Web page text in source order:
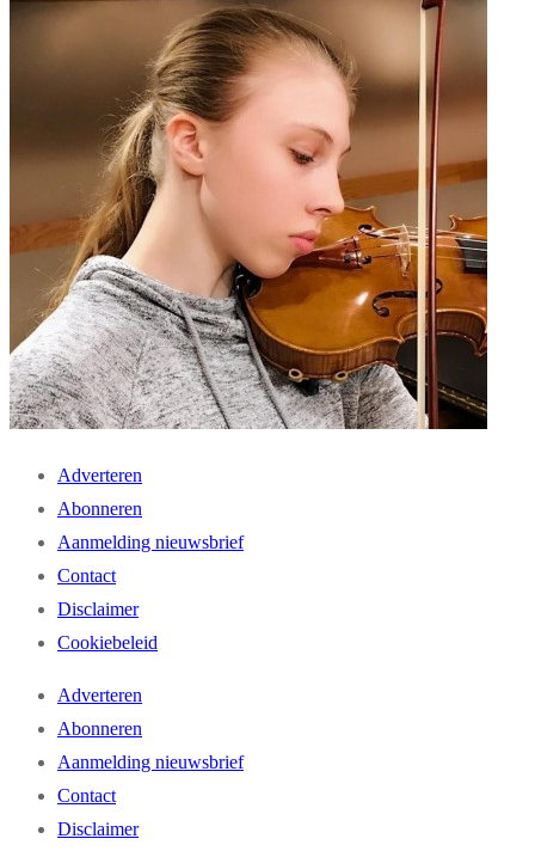
Adverteren
Abonneren
Aanmelding nieuwsbrief
Contact
Disclaimer
Cookiebeleid
Adverteren
Abonneren
Aanmelding nieuwsbrief
Contact
Disclaimer